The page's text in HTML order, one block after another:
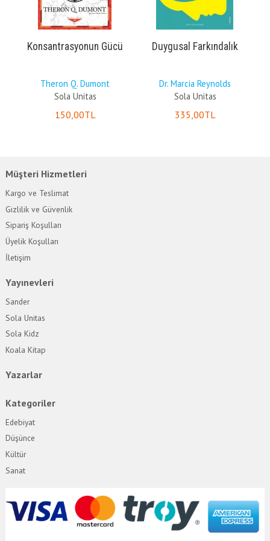
Konsantrasyonun Gücü
Theron Q. Dumont
Sola Unitas
150 ,00TL
Duygusal Farkındalık
Dr. Marcia Reynolds
Sola Unitas
335 ,00TL
Müşteri Hizmetleri
Kargo ve Teslimat
Gizlilik ve Güvenlik
Sipariş Koşulları
Üyelik Koşulları
İletişim
Yayınevleri
Sander
Sola Unitas
Sola Kidz
Koala Kitap
Yazarlar
Kategoriler
Edebiyat
Düşünce
Kültür
Sanat